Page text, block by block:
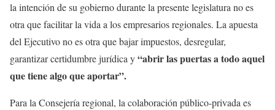
la intención de su gobierno durante la presente legislatura no es
otra que facilitar la vida a los empresarios regionales. La apuesta
del Ejecutivo no es otra que bajar impuestos, desregular,
garantizar certidumbre jurídica y“abrir las puertas a todo aquel
que tiene algo que aportar”.
Para la Consejería regional, la colaboración público-privada es